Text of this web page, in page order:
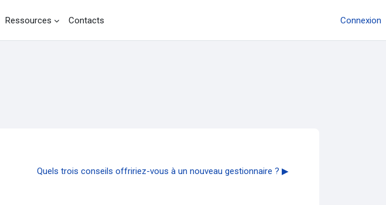
Ressources Contacts Connexion
Quels trois conseils offririez-vous à un nouveau gestionnaire ? ▶︎